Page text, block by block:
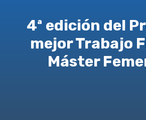
4ª edición del
mejor Trabajo
Máster